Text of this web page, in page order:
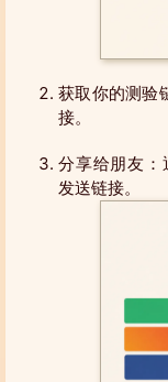
获取你的测验
接。
分享给朋友
发送链接。